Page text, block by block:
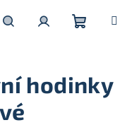
košík
hodinky